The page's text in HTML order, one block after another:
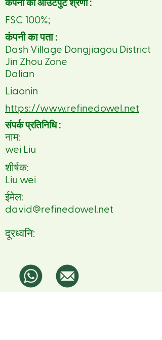
कंपनी की आउटपुट श्रेणी :
FSC 100%;
कंपनी का पता :
Dash Village Dongjiagou District
Jin Zhou Zone
Dalian
Liaonin
https://www.refinedowel.net
संपर्क प्रतिनिधि :
नाम:
wei Liu
शीर्षक:
Liu wei
ईमेल:
david@refinedowel.net
दूरध्वनि: